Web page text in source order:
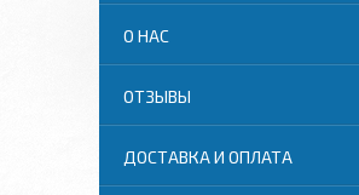
О НАС
ОТЗЫВЫ
ДОСТАВКА И ОПЛАТА